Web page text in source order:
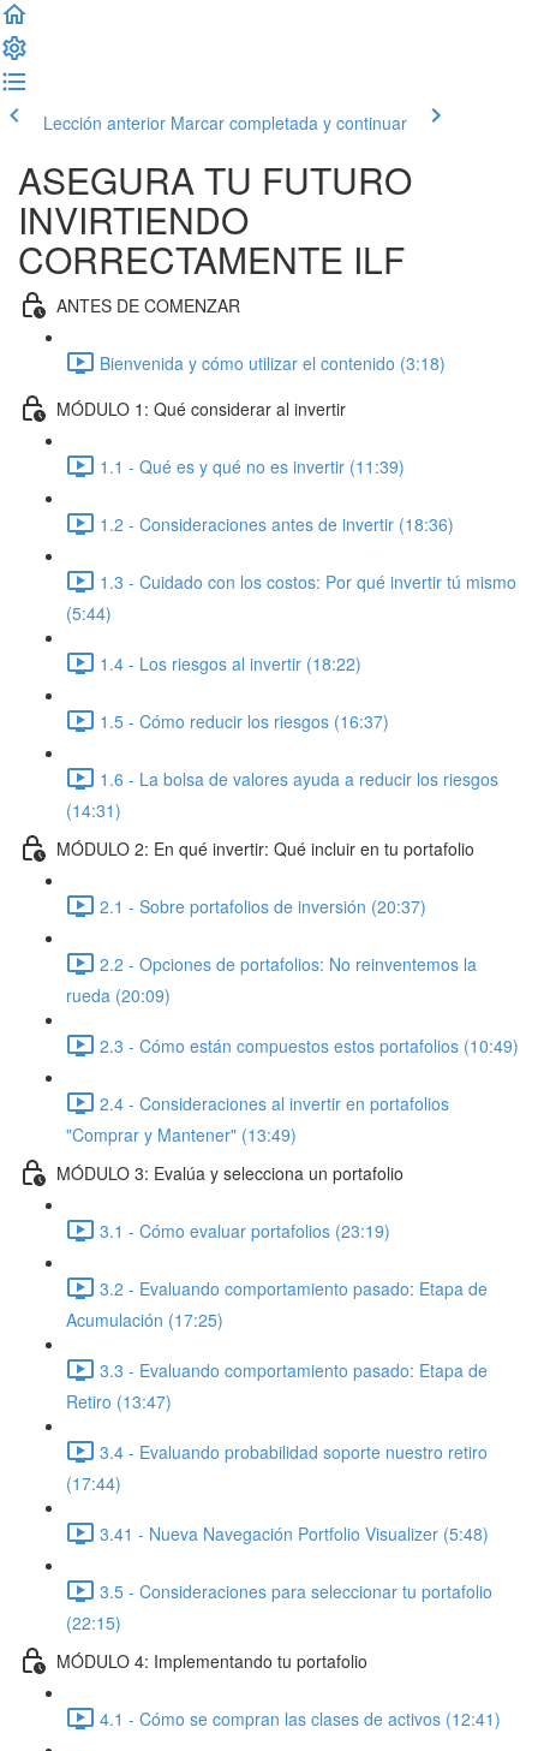
Lección anterior Marcar completada y continuar
ASEGURA TU FUTURO
INVIRTIENDO
CORRECTAMENTE ILF
ANTES DE COMENZAR
Bienvenida y cómo utilizar el contenido (3:18)
MÓDULO 1: Qué considerar al invertir
1.1 - Qué es y qué no es invertir (11:39)
1.2 - Consideraciones antes de invertir (18:36)
1.3 - Cuidado con los costos: Por qué invertir tú mismo
(5:44)
1.4 - Los riesgos al invertir (18:22)
1.5 - Cómo reducir los riesgos (16:37)
1.6 - La bolsa de valores ayuda a reducir los riesgos
(14:31)
MÓDULO 2: En qué invertir: Qué incluir en tu portafolio
2.1 - Sobre portafolios de inversión (20:37)
2.2 - Opciones de portafolios: No reinventemos la
rueda (20:09)
2.3 - Cómo están compuestos estos portafolios (10:49)
2.4 - Consideraciones al invertir en portafolios
"Comprar y Mantener" (13:49)
MÓDULO 3: Evalúa y selecciona un portafolio
3.1 - Cómo evaluar portafolios (23:19)
3.2 - Evaluando comportamiento pasado: Etapa de
Acumulación (17:25)
3.3 - Evaluando comportamiento pasado: Etapa de
Retiro (13:47)
3.4 - Evaluando probabilidad soporte nuestro retiro
(17:44)
3.41 - Nueva Navegación Portfolio Visualizer (5:48)
3.5 - Consideraciones para seleccionar tu portafolio
(22:15)
MÓDULO 4: Implementando tu portafolio
4.1 - Cómo se compran las clases de activos (12:41)